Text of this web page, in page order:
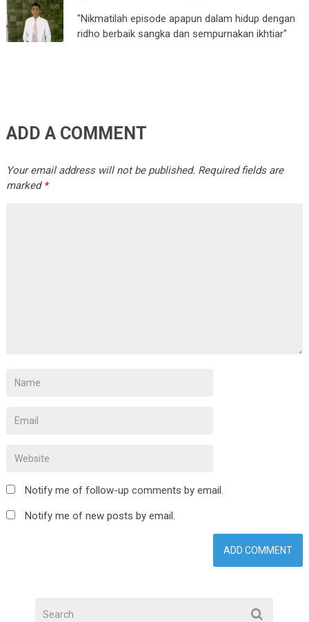
"Nikmatilah episode apapun dalam hidup dengan
ridho berbaik sangka dan sempurnakan ikhtiar"
ADD A COMMENT
Your email address will not be published. Required fields are
marked *
Notify me of follow-up comments by email.
Notify me of new posts by email.